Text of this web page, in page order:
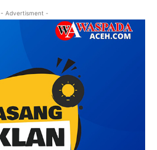
- Advertisment -